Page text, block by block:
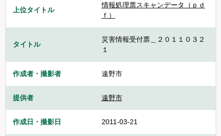
上位タイトル
情報処理票スキャンデータ（ｐｄ
ｆ）
タイトル
災害情報受付票＿２０１１０３２
１
作成者・撮影者 遠野市
提供者 遠野市
作成日・撮影日 2011-03-21